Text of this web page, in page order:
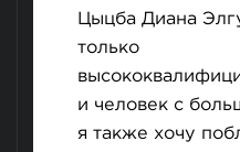
Цыцба Диана
только
и человек с
я также хочу